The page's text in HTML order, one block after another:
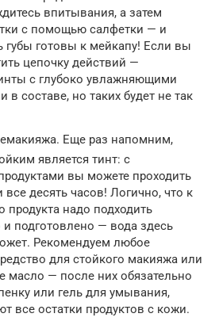
впитывания, а затем
с помощью салфетки — и
губы готовы к мейкапу! Если вы
цепочку действий —
с глубоко увлажняющими
в составе, но таких будет не так
Еще раз напомним,
является тинт: с
вы можете проходить
все десять часов! Логично, что к
продукта надо подходить
и подготовлено — вода здесь
Рекомендуем любое
для стойкого макияжа или
масло — после них обязательно
или гель для умывания,
все остатки продуктов с кожи.